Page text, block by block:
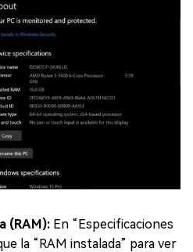
(RAM): En “Especificaciones
la “RAM instalada” para ver